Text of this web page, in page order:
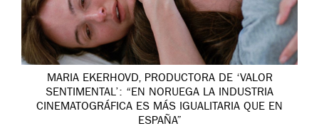
MARIA EKERHOVD, PRODUCTORA DE ‘VALOR
SENTIMENTAL’: “EN NORUEGA LA INDUSTRIA
CINEMATOGRÁFICA ES MÁS IGUALITARIA QUE EN
ESPAÑA”